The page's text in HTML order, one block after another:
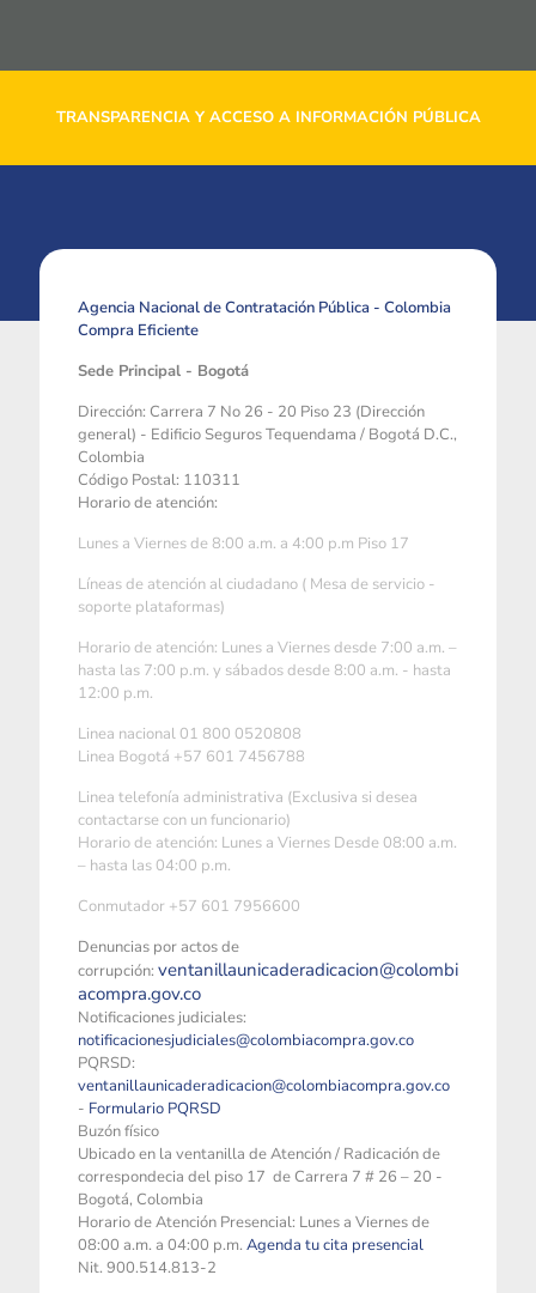
TRANSPARENCIA Y ACCESO A INFORMACIÓN PÚBLICA
Agencia Nacional de Contratación Pública - Colombia
Compra Eficiente
Sede Principal - Bogotá
Dirección: Carrera 7 No 26 - 20 Piso 23 (Dirección
general) - Edificio Seguros Tequendama / Bogotá D.C.,
Colombia
Código Postal: 110311
Horario de atención:
Lunes a Viernes de 8:00 a.m. a 4:00 p.m Piso 17
Líneas de atención al ciudadano ( Mesa de servicio -
soporte plataformas)
Horario de atención: Lunes a Viernes desde 7:00 a.m. –
hasta las 7:00 p.m. y sábados desde 8:00 a.m. - hasta
12:00 p.m.
Linea nacional 01 800 0520808
Linea Bogotá +57 601 7456788
Linea telefonía administrativa (Exclusiva si desea
contactarse con un funcionario)
Horario de atención: Lunes a Viernes Desde 08:00 a.m.
– hasta las 04:00 p.m.
Conmutador +57 601 7956600
Denuncias por actos de
corrupción: ventanillaunicaderadicacion@colombi
acompra.gov.co
Notificaciones judiciales:
notificacionesjudiciales@colombiacompra.gov.co
PQRSD:
ventanillaunicaderadicacion@colombiacompra.gov.co
- Formulario PQRSD
Buzón físico
Ubicado en la ventanilla de Atención / Radicación de
correspondecia del piso 17 de Carrera 7 # 26 – 20 -
Bogotá, Colombia
Horario de Atención Presencial: Lunes a Viernes de
08:00 a.m. a 04:00 p.m. Agenda tu cita presencial
Nit. 900.514.813-2